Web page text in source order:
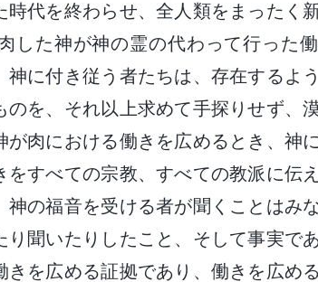
代を終わらせ、全人類をまったく
した神が神の霊の代わって行った
に付き従う者たちは、存在するよ
を、それ以上求めて手探りせず、
肉における働きを広めるとき、神
すべての宗教、すべての教派に伝
の福音を受ける者が聞くことはみ
聞いたりしたこと、そして事実で
を広める証拠であり、働きを広め